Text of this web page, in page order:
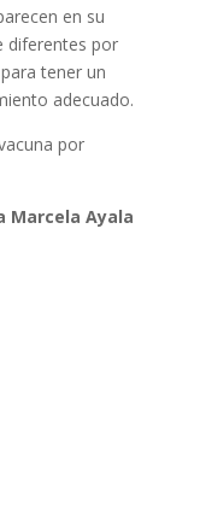
en su
diferentes por
tener un
adecuado.
por
Marcela Ayala